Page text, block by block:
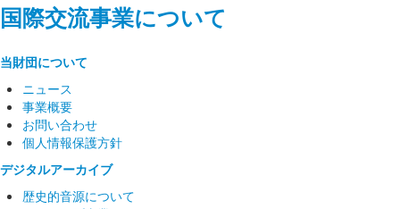
国際交流事業について
当財団について
ニュース
事業概要
お問い合わせ
個人情報保護方針
デジタルアーカイブ
歴史的音源について